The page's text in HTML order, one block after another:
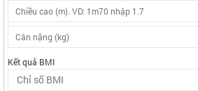
Kết quả BMI